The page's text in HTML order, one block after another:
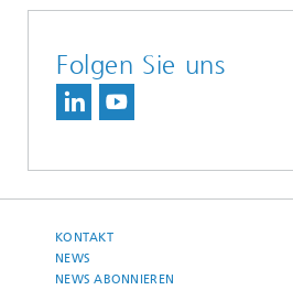
Folgen Sie uns
KONTAKT
NEWS
NEWS ABONNIEREN